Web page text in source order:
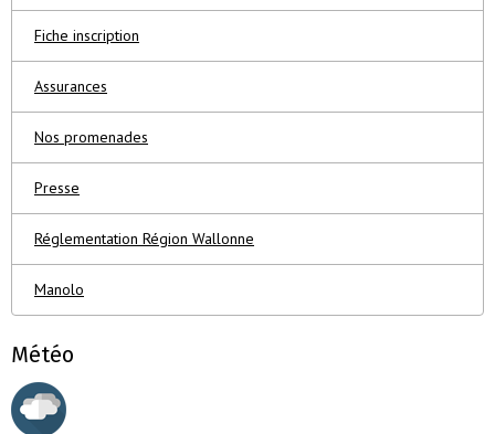
Fiche inscription
Assurances
Nos promenades
Presse
Réglementation Région Wallonne
Manolo
Météo